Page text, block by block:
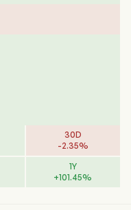
30D
-2.35%
1Y
+101.45%